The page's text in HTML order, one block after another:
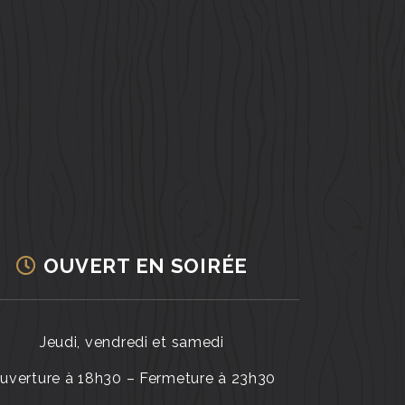
OUVERT EN SOIRÉE
Jeudi, vendredi et samedi
à 18h30 – Fermeture à 23h30